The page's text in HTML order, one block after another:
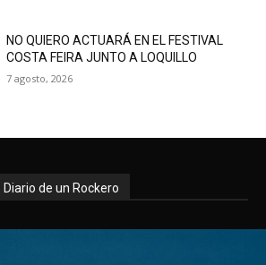
NO QUIERO ACTUARÁ EN EL FESTIVAL
COSTA FEIRA JUNTO A LOQUILLO
7 agosto, 2026
de un Rockero